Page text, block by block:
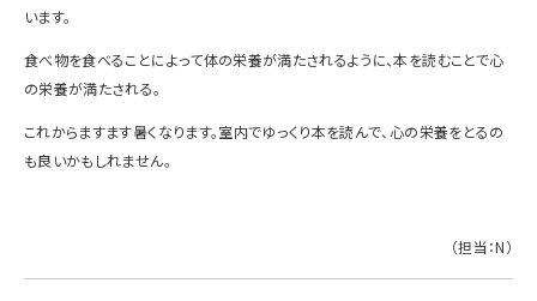
います。
食べ物を食べることによって体の栄養が満たされるように、本を読むことで心
の栄養が満たされる。
これからますます暑くなります。室内でゆっくり本を読んで、心の栄養をとるの
も良いかもしれません。
（担当：N）